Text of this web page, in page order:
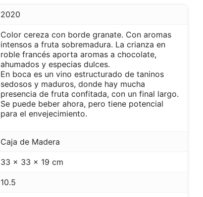
2020
Color cereza con borde granate. Con aromas
intensos a fruta sobremadura. La crianza en
roble francés aporta aromas a chocolate,
ahumados y especias dulces.
En boca es un vino estructurado de taninos
sedosos y maduros, donde hay mucha
presencia de fruta confitada, con un final largo.
Se puede beber ahora, pero tiene potencial
para el envejecimiento.
Caja de Madera
33 x 33 x 19 cm
10.5